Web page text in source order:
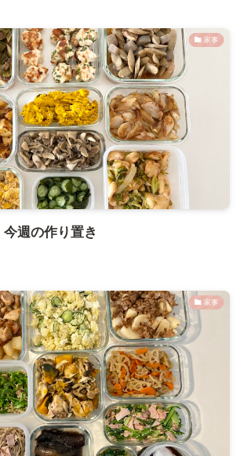
家事
週の作り置き
家事